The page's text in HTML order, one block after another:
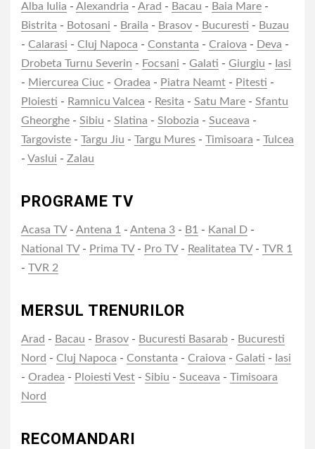
Alba Iulia - Alexandria - Arad - Bacau - Baia Mare -
Bistrita - Botosani - Braila - Brasov - Bucuresti - Buzau
- Calarasi - Cluj Napoca - Constanta - Craiova - Deva -
Drobeta Turnu Severin - Focsani - Galati - Giurgiu - Iasi
- Miercurea Ciuc - Oradea - Piatra Neamt - Pitesti -
Ploiesti - Ramnicu Valcea - Resita - Satu Mare - Sfantu
Gheorghe - Sibiu - Slatina - Slobozia - Suceava -
Targoviste - Targu Jiu - Targu Mures - Timisoara - Tulcea
- Vaslui - Zalau
PROGRAME TV
Acasa TV- Antena 1 - Antena 3 - B1 - Kanal D -
National TV- Prima TV- Pro TV- Realitatea TV- TVR 1
- TVR 2
MERSUL TRENURILOR
Arad - Bacau - Brasov - Bucuresti Basarab - Bucuresti
Nord - Cluj Napoca - Constanta - Craiova - Galati - Iasi
- Oradea - Ploiesti Vest - Sibiu - Suceava - Timisoara
Nord
RECOMANDARI